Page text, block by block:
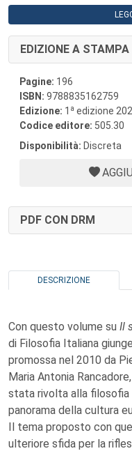
EDIZIONE A STAMPA
Pagine: 196
ISBN: 9788835162759
Edizione: 1 a edizione
Codice editore: 505.30
Disponibilità: Discreta
PDF CON DRM
DESCRIZIONE
Con questo volume su Il
di Filosofia Italiana
promossa nel 2010 da
Maria Antonia
stata rivolta alla filosofia
panorama della cultura
Il tema proposto con
ulteriore sfida per la